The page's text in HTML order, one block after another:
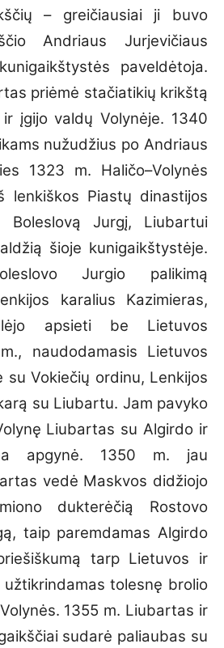
– greičiausiai ji buvo
Andriaus Jurjevičiaus
paveldėtoja.
priėmė stačiatikių krikštą
įgijo valdų Volynėje. 1340
nužudžius po Andriaus
1323 m. Haličo–Volynės
lenkiškos Piastų dinastijos
Boleslovą Jurgį, Liubartui
šioje kunigaikštystėje.
Jurgio palikimą
karalius Kazimieras,
apsieti be Lietuvos
naudodamasis Lietuvos
su Vokiečių ordinu, Lenkijos
su Liubartu. Jam pavyko
Liubartas su Algirdo ir
apgynė. 1350 m. jau
vedė Maskvos didžiojo
dukterėčią Rostovo
taip paremdamas Algirdo
tarp Lietuvos ir
tolesnę brolio
1355 m. Liubartas ir
sudarė paliaubas su